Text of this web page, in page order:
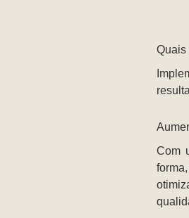
Quais
Com
forma,